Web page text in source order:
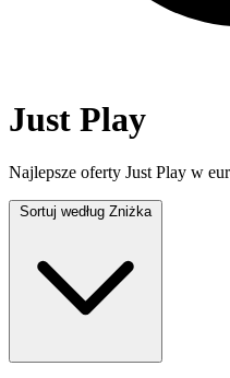
Just Play
Najlepsze oferty Just Play w
Sortuj według Zniżka